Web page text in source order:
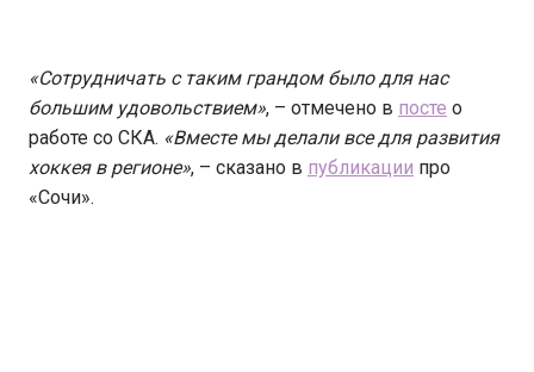
«Сотрудничать с таким грандом было для нас
большим удовольствием», – отмечено в посте о
работе со СКА. «Вместе мы делали все для развития
хоккея в регионе», – сказано в публикации про
«Сочи».